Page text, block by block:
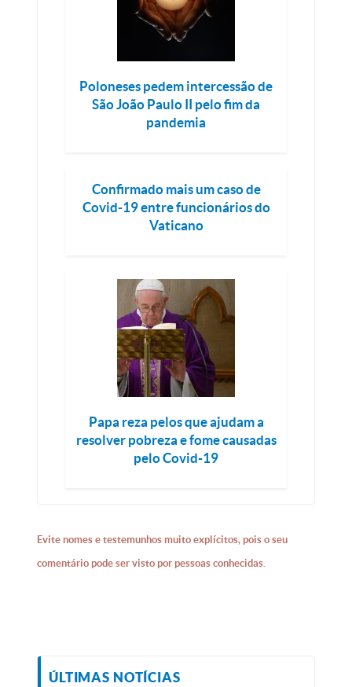
Poloneses pedem intercessão de
São João Paulo II pelo fim da
pandemia
Confirmado mais um caso de
Covid-19 entre funcionários do
Vaticano
Papa reza pelos que ajudam a
resolver pobreza e fome causadas
pelo Covid-19
Evite nomes e testemunhos muito explícitos, pois o seu
comentário pode ser visto por pessoas conhecidas.
ÚLTIMAS NOTÍCIAS